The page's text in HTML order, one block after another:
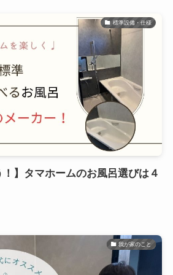
標準設備・仕様
！】タマホームのお風呂選びは４
我が家のこと